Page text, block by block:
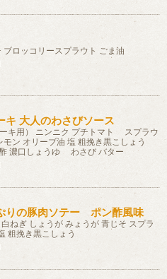
ブロッコリースプラウト ごま油
キ 大人のわさびソース
キ用） ニンニク プチトマト スプラウ
モン オリーブ油 塩 粗挽き黒こしょう
酢 濃口しょうゆ わさび バター
りの豚肉ソテー ポン酢風味
ねぎ しょうが みょうが 青じそ スプラ
粗挽き黒こしょう